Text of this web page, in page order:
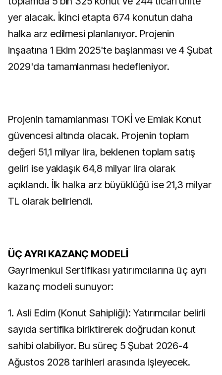
yer alacak. İkinci etapta 674 konutun daha
halka arz edilmesi planlanıyor. Projenin
inşaatına 1 Ekim 2025'te başlanması ve 4 Şubat
2029'da tamamlanması hedefleniyor.
Projenin tamamlanması TOKİ ve Emlak Konut
güvencesi altında olacak. Projenin toplam
değeri 51,1 milyar lira, beklenen toplam satış
geliri ise yaklaşık 64,8 milyar lira olarak
açıklandı. İlk halka arz büyüklüğü ise 21,3 milyar
TL olarak belirlendi.
ÜÇ AYRI KAZANÇ MODELİ
Gayrimenkul Sertifikası yatırımcılarına üç ayrı
kazanç modeli sunuyor:
1. Asli Edim (Konut Sahipliği): Yatırımcılar belirli
sayıda sertifika biriktirerek doğrudan konut
sahibi olabiliyor. Bu süreç 5 Şubat 2026-4
Ağustos 2028 tarihleri arasında işleyecek.